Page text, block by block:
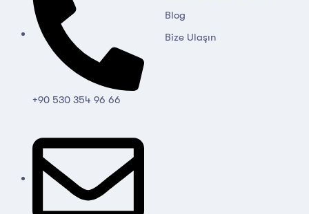
+90 530 354 96 66
Blog
Bize Ulaşın